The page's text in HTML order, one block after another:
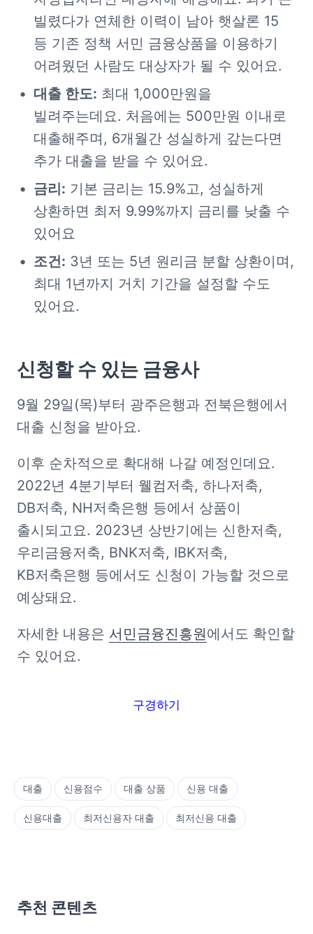
빌렸다가 연체한 이력이 남아 햇살론 15
등 기존 정책 서민 금융상품을 이용하기
어려웠던 사람도 대상자가 될 수 있어요.
대출 한도: 최대 1,000만원을
빌려주는데요. 처음에는 500만원 이내로
대출해주며, 6개월간 성실하게 갚는다면
추가 대출을 받을 수 있어요.
금리: 기본 금리는 15.9%고, 성실하게
상환하면 최저 9.99%까지 금리를 낮출 수
있어요
조건: 3년 또는 5년 원리금 분할 상환이며,
최대 1년까지 거치 기간을 설정할 수도
있어요.
신청할 수 있는 금융사
9월 29일(목)부터 광주은행과 전북은행에서
대출 신청을 받아요.
이후 순차적으로 확대해 나갈 예정인데요.
2022년 4분기부터 웰컴저축, 하나저축,
DB저축, NH저축은행 등에서 상품이
출시되고요. 2023년 상반기에는 신한저축,
우리금융저축, BNK저축, IBK저축,
KB저축은행 등에서도 신청이 가능할 것으로
예상돼요.
자세한 내용은 서민금융진흥원에서도 확인할
수 있어요.
구경하기
대출 신용점수 대출 상품 신용 대출
신용대출 최저신용자 대출 최저신용 대출
추천 콘텐츠